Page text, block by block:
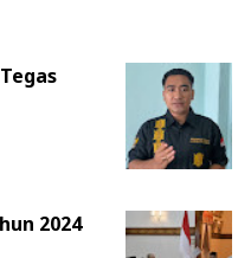
2024